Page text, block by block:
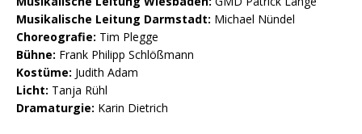
Musikalische Leitung Darmstadt: Michael Nündel
Choreografie: Tim Plegge
Bühne: Frank Philipp Schlößmann
Kostüme: Judith Adam
Licht: Tanja Rühl
Dramaturgie: Karin Dietrich